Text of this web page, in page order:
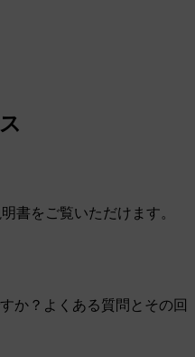
書をご覧いただけます。
か？よくある質問とその回